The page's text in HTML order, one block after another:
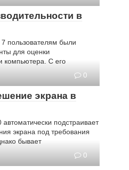
в
пользователям были
для оценки
компьютера. С его
0
экрана в
подстраивает
экрана под требования
бывает
0